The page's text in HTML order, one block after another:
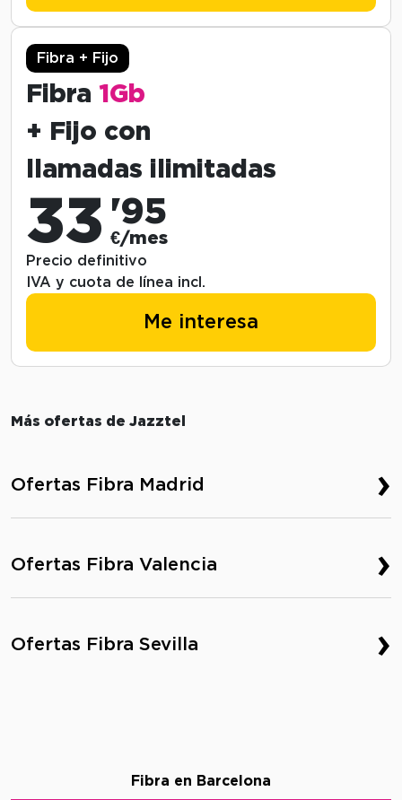
Fibra + Fijo
Fibra 1Gb
+ Fijo con
llamadas ilimitadas
33 '95
€/mes
Precio definitivo
IVA y cuota de línea incl.
Me interesa
Más ofertas de Jazztel
Ofertas Fibra Madrid ›
Ofertas Fibra Valencia ›
Ofertas Fibra Sevilla ›
Fibra en Barcelona